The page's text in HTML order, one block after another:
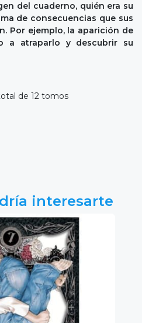
del cuaderno, quién era su
de consecuencias que sus
Por ejemplo, la aparición de
a atraparlo y descubrir su
de 12 tomos
interesarte